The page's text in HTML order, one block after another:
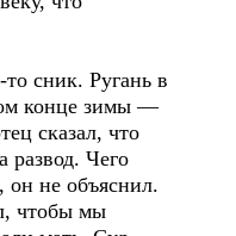
то сник. Ругань в
конце зимы —
сказал, что
развод. Чего
не объяснил.
чтобы мы